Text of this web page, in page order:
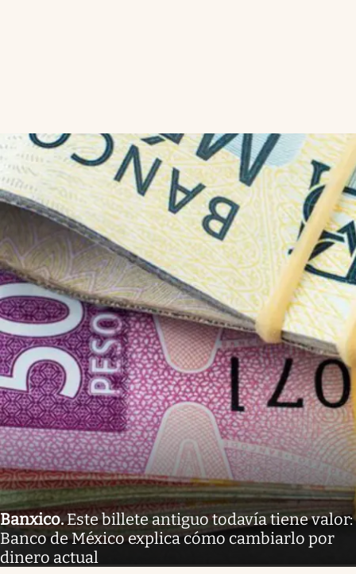
Banxico.Este billete antiguo todavía tiene valor:
Banco de México explica cómo cambiarlo por
dinero actual